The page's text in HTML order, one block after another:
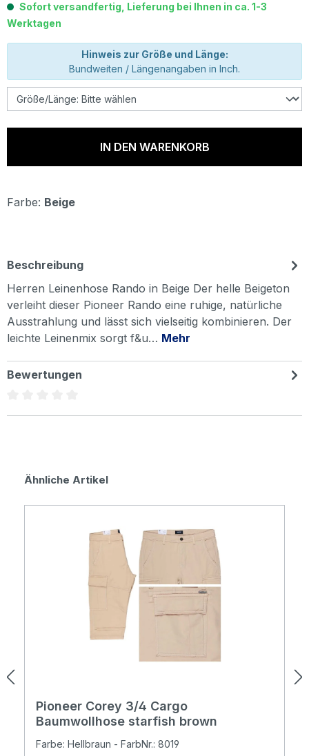
Sofort versandfertig, Lieferung bei Ihnen in ca. 1-3
Werktagen
Hinweis zur Größe und Länge:
Bundweiten / Längenangaben in Inch.
IN DEN WARENKORB
Farbe: Beige
Beschreibung
Herren Leinenhose Rando in Beige Der helle Beigeton
verleiht dieser Pioneer Rando eine ruhige, natürliche
Ausstrahlung und lässt sich vielseitig kombinieren. Der
leichte Leinenmix sorgt f&u… Mehr
Bewertungen
Produktgalerie überspringen
Ähnliche Artikel
Pioneer Corey 3/4 Cargo
Baumwollhose starfish brown
Farbe: Hellbraun - FarbNr.: 8019